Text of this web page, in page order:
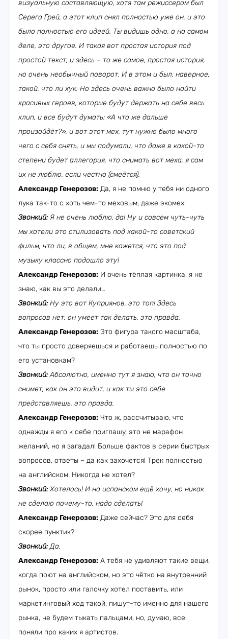
визуальную составляющую, хотя там режиссером был
Серега Грей, а этот клип снял полностью уже он, и это
было полностью его идеей. Ты видишь одно, а на самом
деле, это другое. И такая вот простая история под
простой текст, и здесь – то же самое, простая история,
но очень необычный поворот. И в этом и был, наверное,
такой, что ли хук. Но здесь очень важно было найти
красивых героев, которые будут держать на себе весь
клип, и все будут думать: «А что же дальше
произойдёт?», и вот этот мех, тут нужно было много
чего с себя снять, и мы подумали, что даже в какой-то
степени будет аллегория, что снимать вот меха, я сам
их не люблю, если честно (смеётся).
Александр Генерозов: Да, я не помню у тебя ни одного
лука так-то с хоть чем-то меховым, даже экомех!
Звонкий:Я не очень люблю, да! Ну и совсем чуть-чуть
мы хотели это стилизовать под какой-то советский
фильм, что ли, в общем, мне кажется, что это под
музыку классно подошло эту!
Александр Генерозов: И очень тёплая картинка, я не
знаю, как вы это делали…
Звонкий:Ну это вот Куприянов, это топ! Здесь
вопросов нет, он умеет так делать, это правда.
Александр Генерозов: Это фигура такого масштаба,
что ты просто доверяешься и работаешь полностью по
его установкам?
Звонкий:Абсолютно, именно тут я знаю, что он точно
снимет, как он это видит, и как ты это себе
представляешь, это правда.
Александр Генерозов: Что ж, рассчитываю, что
однажды я его к себе приглашу, это не марафон
желаний, но я загадал! Больше фактов в серии быстрых
вопросов, ответы – да как захочется! Трек полностью
на английском. Никогда не хотел?
Звонкий:Хотелось! И на испанском ещё хочу, но никак
не сделаю почему-то, надо сделать!
Александр Генерозов: Даже сейчас? Это для себя
скорее пунктик?
Звонкий:Да.
Александр Генерозов: А тебя не удивляют такие вещи,
когда поют на английском, но это чётко на внутренний
рынок, просто или галочку хотел поставить, или
маркетинговый ход такой, пишут-то именно для нашего
рынка, не будем тыкать пальцами, но, думаю, все
поняли про каких я артистов.